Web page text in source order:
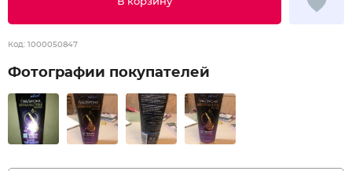
Код: 1000050847
Фотографии покупателей